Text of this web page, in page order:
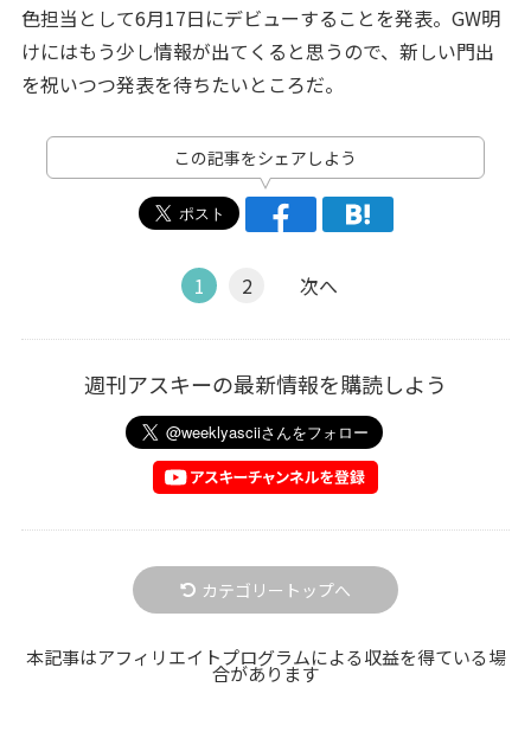
色担当として6月17日にデビューすることを発表。GW明
けにはもう少し情報が出てくると思うので、新しい門出
を祝いつつ発表を待ちたいところだ。
この記事をシェアしよう
1 2 次へ
週刊アスキーの最新情報を購読しよう
カテゴリートップへ
本記事はアフィリエイトプログラムによる収益を得ている場
合があります